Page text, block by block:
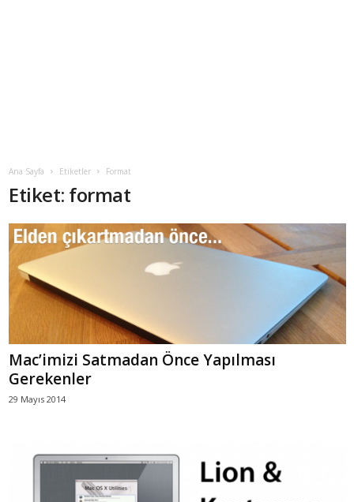
Ana Sayfa Etiketler Format
Etiket: format
Mac’imizi Satmadan Önce Yapılması
Gerekenler
29 Mayıs 2014